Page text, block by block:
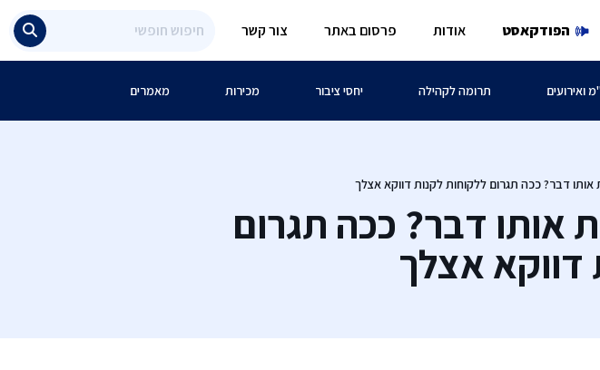
הפודקאסט אודות פרסום באתר צור קשר
ואירועים תרומה לקהילה יחסי ציבור מכירות מאמרים
אותו דבר? ככה תגרום ללקוחות לקנות דווקא אצלך
אותו דבר? ככה תגרום
דווקא אצלך